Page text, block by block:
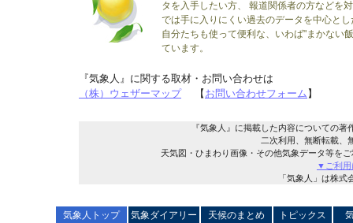
タを入手したい方、 報道関係者の方などを
では手に入りにくい過去のデータを中心と
自分たちも使って便利な、いわば"まかない
ています。
『気象人』に関する取材・お問い合わせは
（株）ウェザーマップ【 お問い合わせフォーム 】
『気象人』に掲載した内容についての
二次利用、無断転載、
天気図・ひまわり画像・その他気象データ等を
▼ご利用
「気象人」は株
気象人トップ 気象ダイアリー 天候のまとめ トピックス